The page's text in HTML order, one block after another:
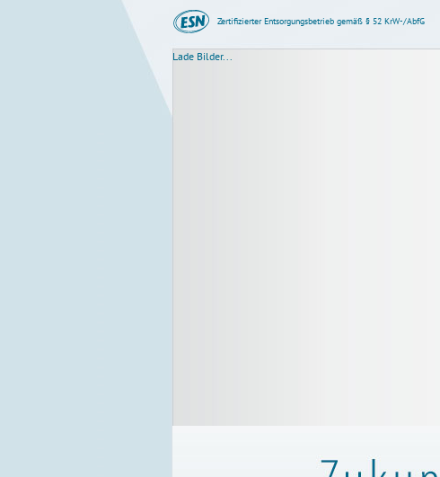
Zertifizierter Entsorgungsbetrieb gemäß § 52 KrW-/AbfG
Lade Bilder...